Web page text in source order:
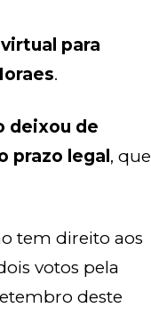
para
.
deixou de
prazo legal , que
tem direito aos
votos pela
deste